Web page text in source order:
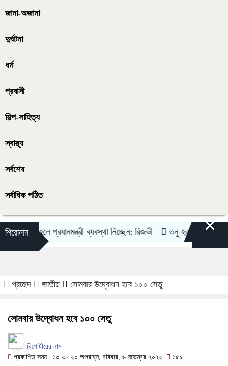
জানা-অজানা
দুর্ঘটনা
ধর্ম
প্রবাসী
শিল্প-সাহিত্য
স্বাস্থ্য
সর্বশেষ
সর্বাধিক পঠিত
শিরোনামহলে প্রধানমন্ত্রী ব্যবস্থা নিচ্ছেন: রিজভী তনু হত্যা মামলায় ফের
×
প্রচ্ছদ জাতীয় সোমবার উদ্বোধন হবে ১০০ সেতু
সোমবার উদ্বোধন হবে ১০০ সেতু
রিপোর্টারের নাম
প্রকাশিত সময় : ১০:৩৮:২০ অপরাহ্ন, রবিবার, ৬ নভেম্বর ২০২২
১৫১